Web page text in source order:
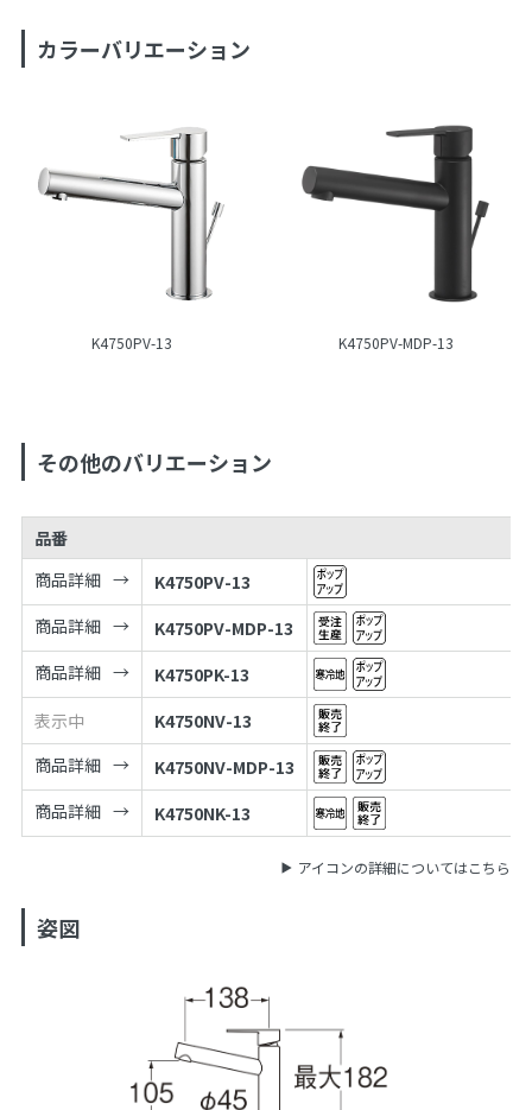
カラーバリエーション
K4750PV-13 K4750PV-MDP-13
その他のバリエーション
品番
商品詳細
K4750PV-13
商品詳細
K4750PV-MDP-13
商品詳細
K4750PK-13
表示中
K4750NV-13
商品詳細
K4750NV-MDP-13
商品詳細
K4750NK-13
アイコンの詳細についてはこちら
姿図